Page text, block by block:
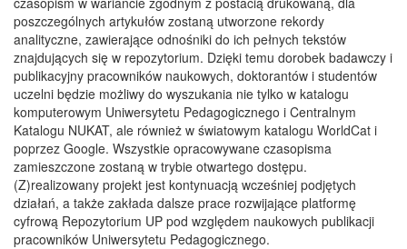
poszczególnych artykułów zostaną utworzone rekordy
analityczne, zawierające odnośniki do ich pełnych tekstów
znajdujących się w repozytorium. Dzięki temu dorobek badawczy i
publikacyjny pracowników naukowych, doktorantów i studentów
uczelni będzie możliwy do wyszukania nie tylko w katalogu
komputerowym Uniwersytetu Pedagogicznego i Centralnym
Katalogu NUKAT, ale również w światowym katalogu WorldCat i
poprzez Google. Wszystkie opracowywane czasopisma
zamieszczone zostaną w trybie otwartego dostępu.
(Z)realizowany projekt jest kontynuacją wcześniej podjętych
działań, a także zakłada dalsze prace rozwijające platformę
cyfrową Repozytorium UP pod względem naukowych publikacji
pracowników Uniwersytetu Pedagogicznego.